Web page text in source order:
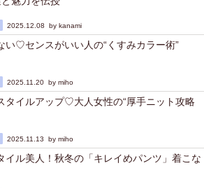
2025.12.08 by kanami
い♡センスがいい人の“くすみカラー術”
2025.11.20 by miho
タイルアップ♡大人女性の“厚手ニット攻略
2025.11.13 by miho
イル美人！秋冬の「キレイめパンツ」着こな